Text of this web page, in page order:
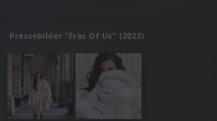
Pressebilder "Eras Of Us" (2023)